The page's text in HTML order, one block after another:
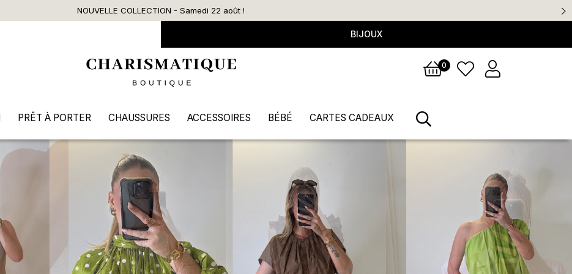
Livraison offerte dès 90€ d’achat
BIJOUX
0
PRÊT À PORTER CHAUSSURES ACCESSOIRES BÉBÉ CARTES CADEAUX